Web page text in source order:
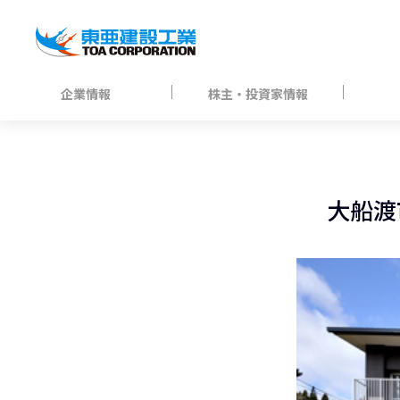
企業情報 株主・投資家情報
大船